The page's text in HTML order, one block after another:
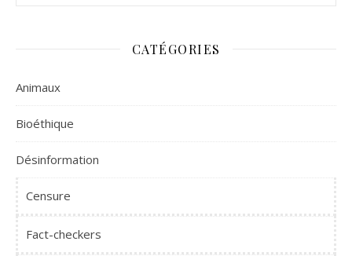
CATÉGORIES
Animaux
Bioéthique
Désinformation
Censure
Fact-checkers